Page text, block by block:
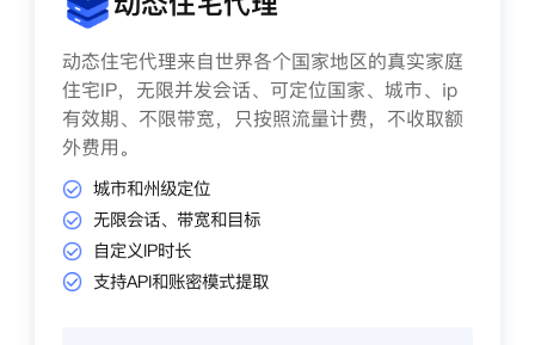
动态住宅代理来自世界各个国家地区的真实家庭
住宅IP，无限并发会话、可定位国家、城市、ip
有效期、不限带宽，只按照流量计费，不收取额
外费用。
城市和州级定位
无限会话、带宽和目标
自定义IP时长
支持API和账密模式提取